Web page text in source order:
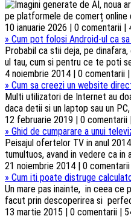
10 ianuarie 2026 | 0 comentarii |
» Cum pot folosi Android-ul ca
Probabil ca stii deja, pe
ul tau, cum si pentru ce te poti
4 noiembrie 2014 | 0 comentarii
» Cum sa creezi un website
Multi utilizatori de Internet au
daca detii si un laptop sau un PC,
12 februarie 2019 | 0
» Ghid de cumparare a unui
Peisajul ofertelor TV in anul
tumultuos, avand in vedere ca in
21 noiembrie 2014 | 0
» Cum iti poate distruge
Un mare pas inainte, in ceea
facut prin descoperirea si
13 martie 2015 | 0 comentarii |